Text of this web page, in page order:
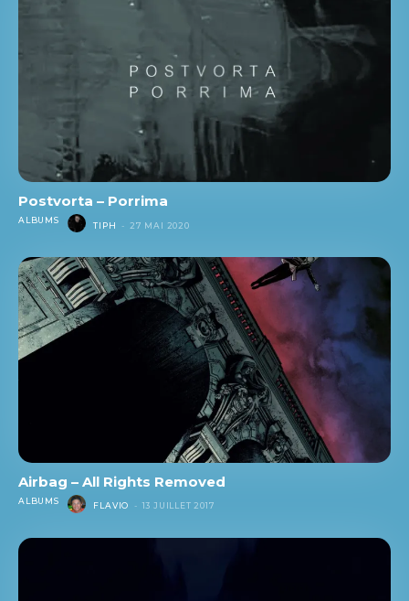
Postvorta – Porrima
ALBUMS TIPH - 27 MAI 2020
Airbag – All Rights Removed
ALBUMS FLAVIO - 13 JUILLET 2017